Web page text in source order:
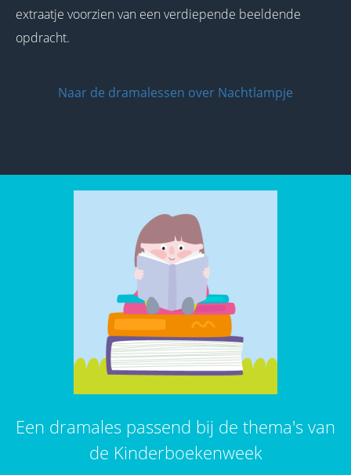
extraatje voorzien van een verdiepende beeldende
opdracht.
Naar de dramalessen over Nachtlampje
Een dramales passend bij de thema's van
de Kinderboekenweek